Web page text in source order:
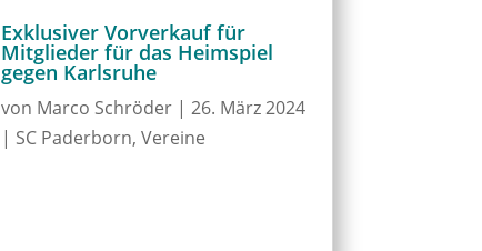
Exklusiver Vorverkauf für
Mitglieder für das Heimspiel
gegen Karlsruhe
von Marco Schröder| 26. März 2024
| SC Paderborn, Vereine